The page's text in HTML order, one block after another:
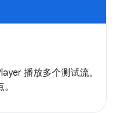
播放多个测试流。